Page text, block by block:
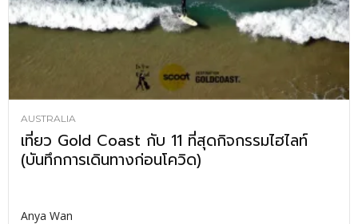
AUSTRALIA
เที่ยว Gold Coast กับ 11 ที่สุดกิจกรรมไฮไลท์
(บันทึกการเดินทางก่อนโควิด)
Anya Wan